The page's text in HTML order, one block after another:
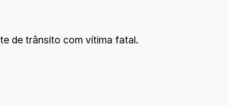
de trânsito com vítima fatal.